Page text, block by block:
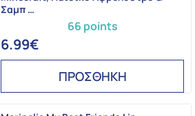
66 points
Σαμπ …
6.99€
ΠΡΟΣΘΗΚΗ